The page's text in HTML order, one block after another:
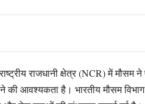
राजधानी क्षेत्र (NCR) में
की आवश्यकता है। भारतीय मौसम